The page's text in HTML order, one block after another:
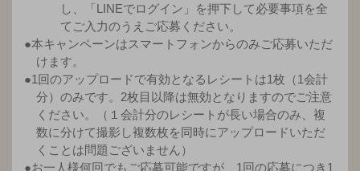
し、「LINEでログイン」を押下して必要事項を全
てご入力のうえご応募ください。
●本キャンペーンはスマートフォンからのみご応募いただ
けます。
●1回のアップロードで有効となるレシートは1枚（1会計
分）のみです。2枚目以降は無効となりますのでご注意
ください。（１会計分のレシートが長い場合のみ、複
数に分けて撮影し複数枚を同時にアップロードいただ
くことは問題ございません）
●お一人様何回でもご応募可能ですが、1回の応募につき1